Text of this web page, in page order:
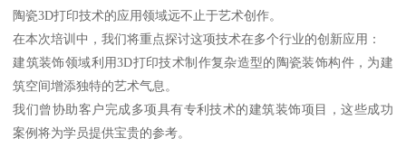
陶瓷3D打印技术的应用领域远不止于艺术创作。
在本次培训中，我们将重点探讨这项技术在多个行业的创新应用：
建筑装饰领域利用3D打印技术制作复杂造型的陶瓷装饰构件，为建
筑空间增添独特的艺术气息。
我们曾协助客户完成多项具有专利技术的建筑装饰项目，这些成功
案例将为学员提供宝贵的参考。